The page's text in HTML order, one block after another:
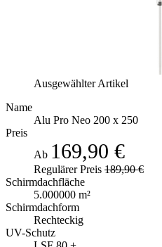
Ausgewählter Artikel
Name
Alu Pro Neo 200 x 250
Preis
Ab 169,90 €
Regulärer Preis 189,90 €
Schirmdachfläche
5.000000 m²
Schirmdachform
Rechteckig
UV-Schutz